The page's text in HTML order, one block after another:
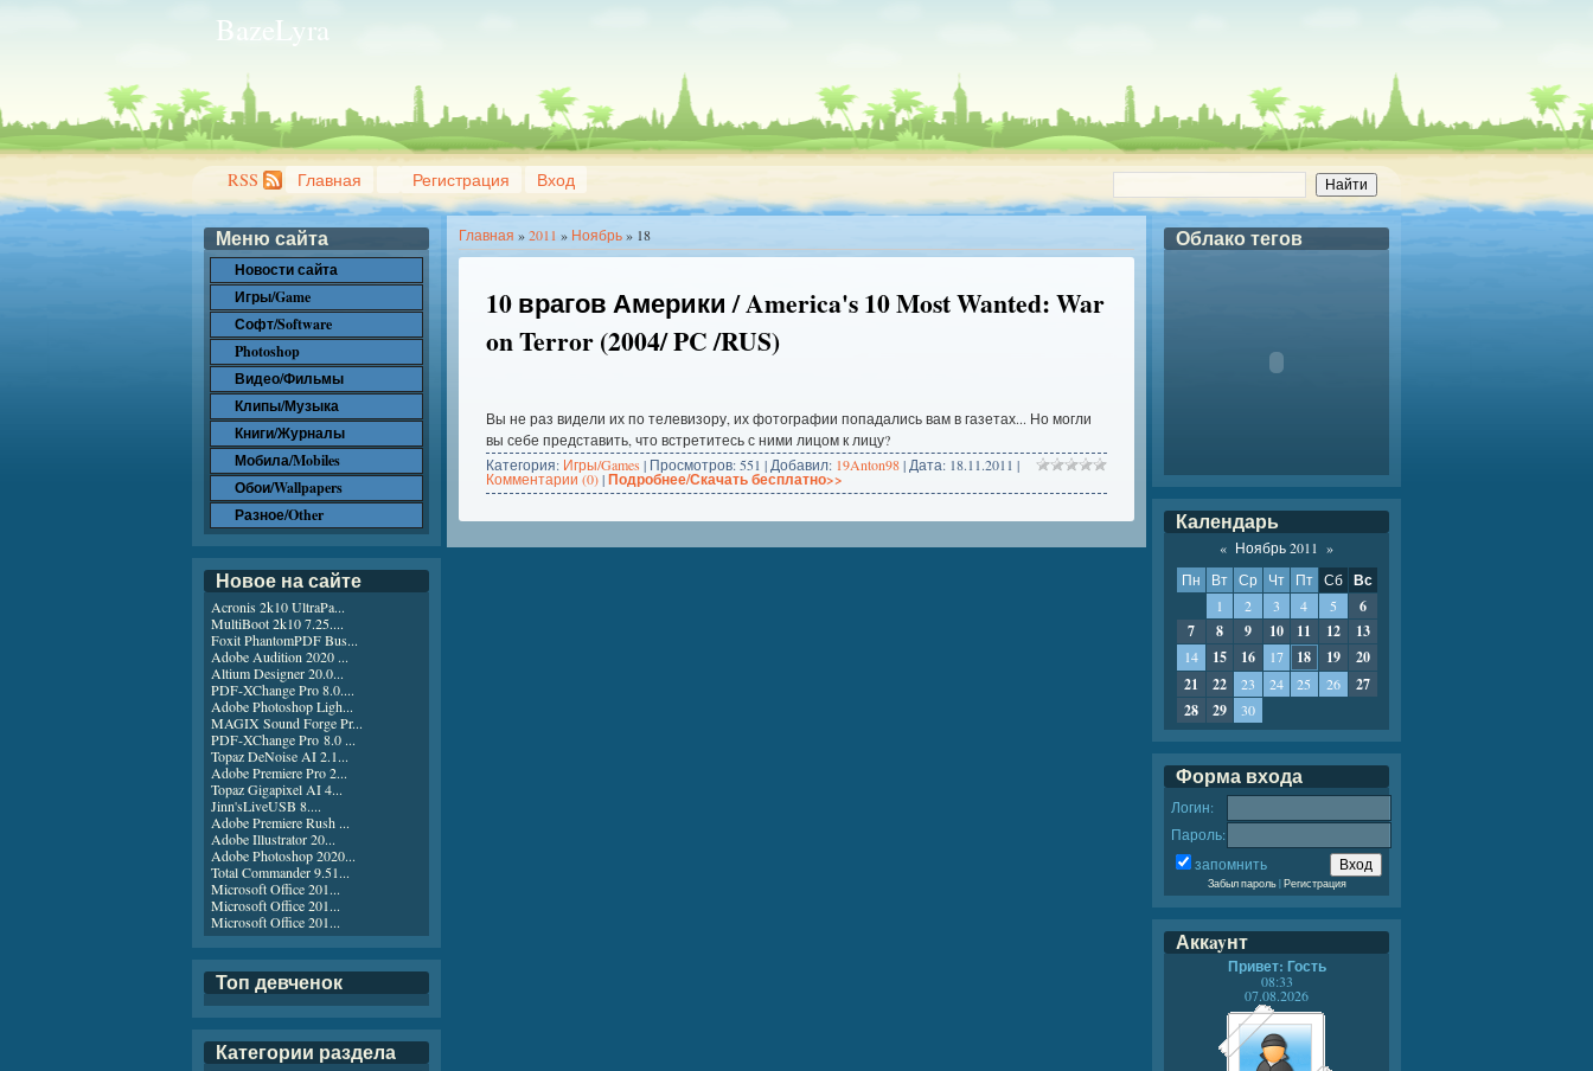
BazeLyra
RSS Главная Регистрация Вход
Главная »2011 » Ноябрь» 18
10 врагов Америки / America's 10 Most Wanted: War
on Terror (2004/ PC /RUS)
Вы не раз видели их по телевизору, их фотографии попадались вам в газетах... Но могли
вы себе представить, что встретитесь с ними лицом к лицу?
Категория: Игры/Games | Просмотров: 551 | Добавил: 19Anton98| Дата: 18.11.2011 |
Комментарии (0)|Подробнее/Скачать бесплатно>>
Меню сайта
Новости сайта
Игры/Game
Софт/Software
Photoshop
Видео/Фильмы
Клипы/Музыка
Книги/Журналы
Мобила/Mobiles
Обои/Wallpapers
Разное/Other
Новое на сайте
Acronis 2k10 UltraPa...
MultiBoot 2k10 7.25....
Foxit PhantomPDF Bus...
Adobe Audition 2020 ...
Altium Designer 20.0...
PDF-XChange Pro 8.0....
Adobe Photoshop Ligh...
MAGIX Sound Forge Pr...
PDF-XChange Pro 8.0 ...
Topaz DeNoise AI 2.1...
Adobe Premiere Pro 2...
Topaz Gigapixel AI 4...
Jinn'sLiveUSB 8....
Adobe Premiere Rush ...
Adobe Illustrator 20...
Adobe Photoshop 2020...
Total Commander 9.51...
Microsoft Office 201...
Microsoft Office 201...
Microsoft Office 201...
Топ девченок
Категории раздела
Облако тегов
Календарь
« Ноябрь 2011 »
Пн
Вт Ср Чт Пт Сб Вс
1 2 3 4 5
6
7
8 9 10 11 12 13
14 15 16 17 18 19
20
21
22 23 24 25 26
27
28
29 30
Форма входа
Логин:
Пароль:
запомнить
Забыл пароль|Регистрация
Аккayнт
Привет: Гость
08:33
07.08.2026